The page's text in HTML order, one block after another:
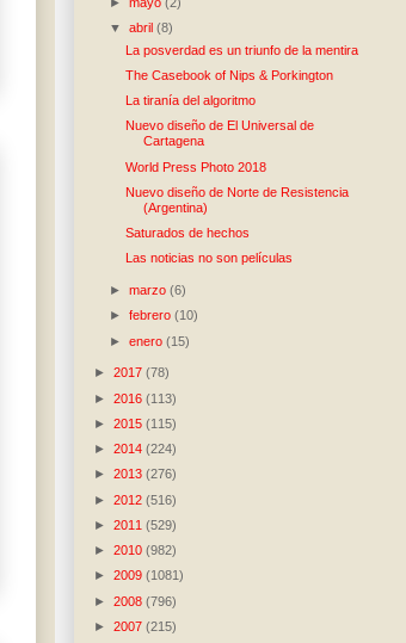
▼abril(8)
La posverdad es un triunfo de la mentira
The Casebook of Nips & Porkington
La tiranía del algoritmo
Nuevo diseño de El Universal de
Cartagena
World Press Photo 2018
Nuevo diseño de Norte de Resistencia
(Argentina)
Saturados de hechos
Las noticias no son películas
►marzo(6)
►febrero(10)
►enero(15)
► 2017 (78)
► 2016 (113)
► 2015 (115)
► 2014 (224)
► 2013 (276)
► 2012 (516)
► 2011 (529)
► 2010 (982)
► 2009 (1081)
► 2008 (796)
► 2007 (215)